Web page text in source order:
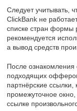
Следует учитывать,
ClickBank не
списке стран формы
рекомендуется
а вывод средств
После
подходящих
партнёрские ссылки,
промежуточное
ссылке